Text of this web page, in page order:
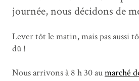
journée, nous décidons de
Lever tôt le matin, mais pas aussi
dû !
Nous arrivons à 8 h 30 aumarché